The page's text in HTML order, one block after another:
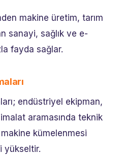
makine üretim, tarım
sanayi, sağlık ve e-
fayda sağlar.
endüstriyel ekipman,
aramasında teknik
kümelenmesi
yükseltir.